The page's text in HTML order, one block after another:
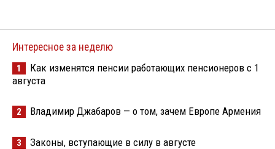
Интересное за неделю
1
Как изменятся пенсии работающих пенсионеров с 1
августа
2 Владимир Джабаров — о том, зачем Европе Армения
3 Законы, вступающие в силу в августе